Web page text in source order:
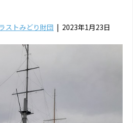
ストみどり財団 | 2023年1月23日